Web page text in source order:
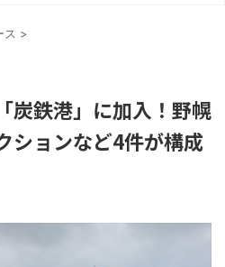
ス >
炭鉄港」に加入！野幌
ションなど4件が構成